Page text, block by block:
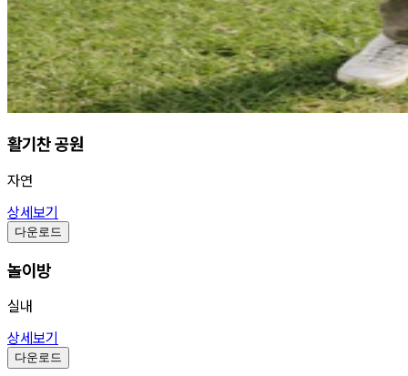
활기찬 공원
자연
상세보기
다운로드
놀이방
실내
상세보기
다운로드